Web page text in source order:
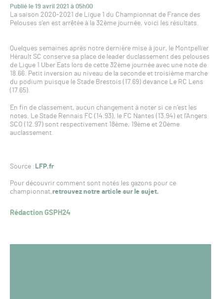
Publié le 19 avril 2021 à 05h00
La saison 2020-2021 de Ligue 1 du Championnat de France des
Pelouses s’en est arrêtée à la 32ème journée, voici les résultats.
Quelques semaines après notre dernière mise à jour, le Montpellier
Hérault SC conserve sa place de leader duclassement des pelouses
de Ligue 1 Uber Eats lors de cette 32ème journée avec une note de
18.66. Petit inversion au niveau de la seconde et troisième marche
du podium puisque le Stade Brestois (17.69) devance Le RC Lens
(17.65).
En fin de classement, aucun changement à noter si ce n’est les
notes. Le Stade Rennais FC (14.93), le FC Nantes (13.94) et l’Angers
SCO (12.97) sont respectivement 18ème, 19ème et 20ème
auclassement.
Source : LFP.fr
Pour découvrir comment sont notés les gazons pour ce
championnat,retrouvez notre article sur le sujet.
Rédaction GSPH24